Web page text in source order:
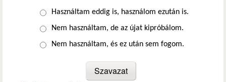
Választások
Használtam eddig is, használom ezután is.
Nem használtam, de az újat kipróbálom.
Nem használtam, és ez után sem fogom.